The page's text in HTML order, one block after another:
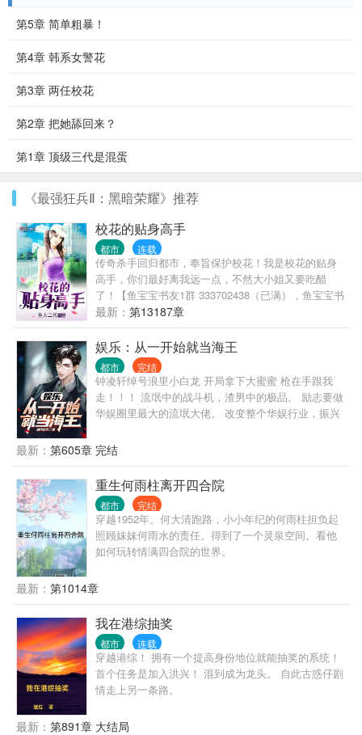
第5章 简单粗暴！
第4章 韩系女警花
第3章 两任校花
第2章 把她舔回来？
第1章 顶级三代是混蛋
《最强狂兵Ⅱ：黑暗荣耀》推荐
校花的贴身高手
都市 连载
传奇杀手回归都市，奉旨保护校花！我是校花的贴身
高手，你们最好离我远一点，不然大小姐又要吃醋
了！【鱼宝宝书友1群 333702438（已满），鱼宝宝书
友2群 417723151】
最新： 第13187章
娱乐：从一开始就当海王
都市 完结
钟凌轩绰号浪里小白龙 开局拿下大蜜蜜 枪在手跟我
走！！！ 流氓中的战斗机，渣男中的极品。 励志要做
华娱圈里最大的流氓大佬。 改变整个华娱行业，振兴
许情，李晓冉，李沁，唐妍，刘师师，曾丽，高媛
媛....等。
最新： 第605章 完结
重生何雨柱离开四合院
都市 完结
穿越1952年。何大清跑路，小小年纪的何雨柱担负起
照顾妹妹何雨水的责任。得到了一个灵泉空间。看他
如何玩转情满四合院的世界。
最新： 第1014章
我在港综抽奖
都市 连载
穿越港综！ 拥有一个提高身份地位就能抽奖的系统！
首个任务是加入洪兴！ 混到成为龙头。 自此古惑仔剧
情走上另一条路。
最新： 第891章 大结局